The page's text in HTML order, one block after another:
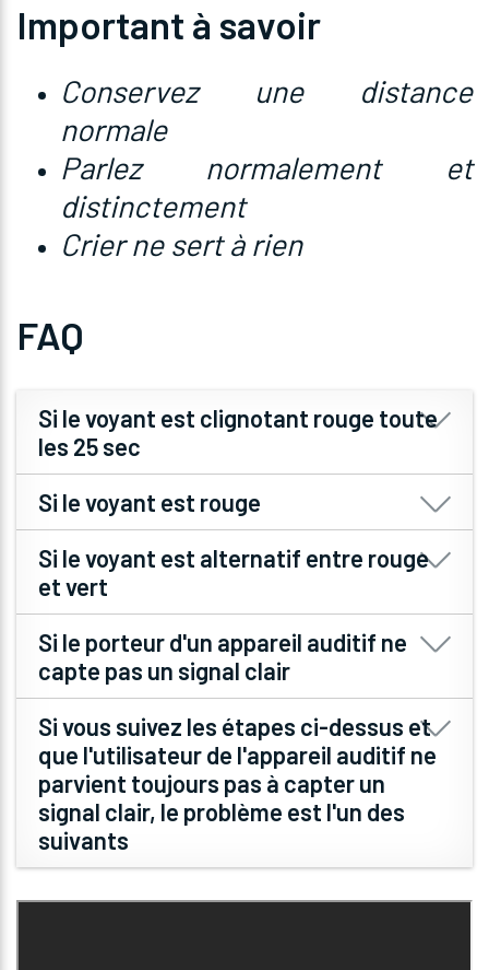
Important à savoir
Conservez une distance
normale
Parlez normalement et
distinctement
Crier ne sert à rien
FAQ
Si le voyant est clignotant rouge toute
les 25 sec
La batterie est faible. Recharger la boucle
en branchant le câble d’alimentation sur
“POWER PS-56”.
Si le voyant est rouge
La boucle magnétique est éteinte et en
train de charger.
Si le voyant est alternatif entre rouge
et vert
La boucle magnétique est allumée, elle
fonctionne et charge en même temps.
Si le porteur d'un appareil auditif ne
capte pas un signal clair
Assurez-vous que l'unité est
complètement chargée.
Vérifiez la position de la boucle
portable sur le bureau ou le comptoir
pour obtenir des performances
mètre de l'appareil.
Si vous suivez les étapes ci-dessus et
que l'utilisateur de l'appareil auditif ne
parvient toujours pas à capter un
signal clair, le problème est l'un des
suivants